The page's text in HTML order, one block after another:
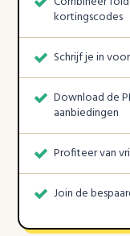
kortingscodes
Schrijf je in
Download de
aanbiedingen
Profiteer van
Join de